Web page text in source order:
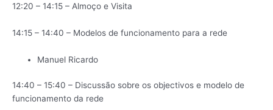
12:20 – 14:15 – Almoço e Visita
14:15 – 14:40 – Modelos de funcionamento para a rede
Manuel Ricardo
14:40 – 15:40 – Discussão sobre os objectivos e modelo de
funcionamento da rede